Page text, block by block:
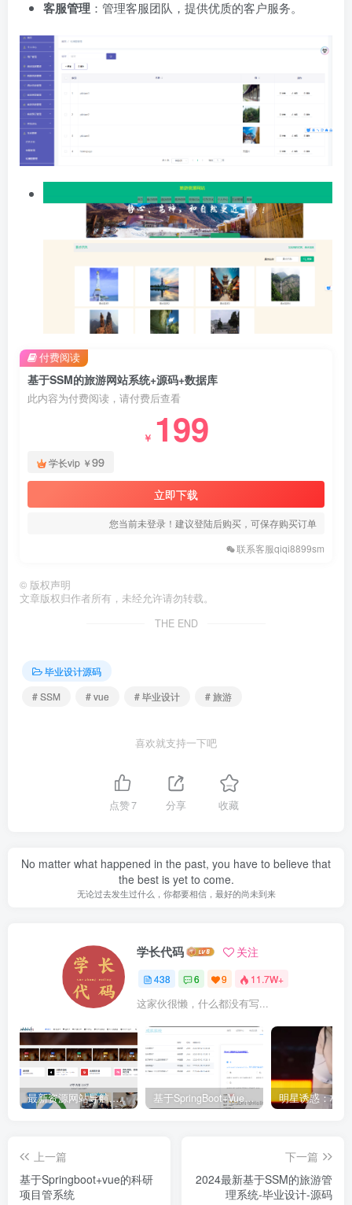
客服管理 ：管理客服团队，提供优质的客户服务。
基于SSM的旅游网站系统+源码+数据库
此内容为付费阅读，请付费后查看
￥ 199
学长vip ￥99
立即下载
您当前未登录！建议登陆后购买，可保存购买订单
联系客服qiqi8899sm
付费阅读
© 版权声明
文章版权归作者所有，未经允许请勿转载。
THE END
毕业设计源码
# SSM
# vue # 毕业设计 # 旅游
喜欢就支持一下吧
点赞7 分享 收藏
No matter what happened in the past, you have to believe that
the best is yet to come.
无论过去发生过什么，你都要相信，最好的尚未到来
学长代码 关注
438 6 9 11.7W+
这家伙很懒，什么都没有写...
最新资源网站导航,让你的资源爆满！推荐5个优质互联网资源分享网站 基于SpringBoot+Vue.js智能考试系统(源码+文档+视频+包运行)
上一篇
基于Springboot+vue的科研
项目管系统
下一篇
2024最新基于SSM的旅游管
理系统-毕业设计-源码